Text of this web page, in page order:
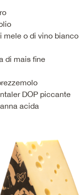
mele o di vino bianco
di mais fine
DOP piccante
acida